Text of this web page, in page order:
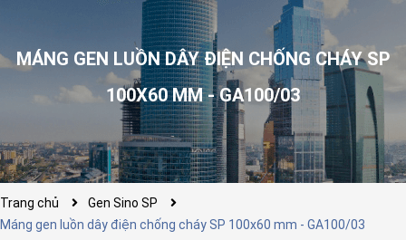
MÁNG GEN LUỒN DÂY ĐIỆN CHỐNG CHÁY SP
100X60 MM - GA100/03
Trang chủ
Gen Sino SP
Máng gen luồn dây điện chống cháy SP 100x60 mm - GA100/03